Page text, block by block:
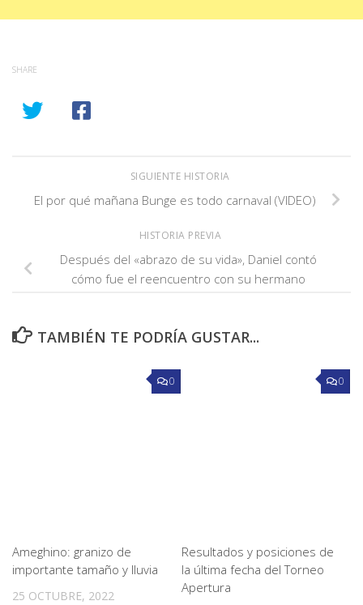
SHARE
SIGUIENTE HISTORIA
El por qué mañana Bunge es todo carnaval (VIDEO)
HISTORIA PREVIA
Después del «abrazo de su vida», Daniel contó
cómo fue el reencuentro con su hermano
TAMBIÉN TE PODRÍA GUSTAR...
0
Ameghino: granizo de
importante tamaño y lluvia
25 OCTUBRE, 2022
0
Resultados y posiciones de
la última fecha del Torneo
Apertura